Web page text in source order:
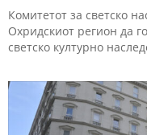
Комитетот за светско
Охридскиот регион да
светско културно